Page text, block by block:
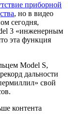
приборной
, но в видео
сегодня,
3 «инженерным
эта функция
Model S,
дальности
свой
контента